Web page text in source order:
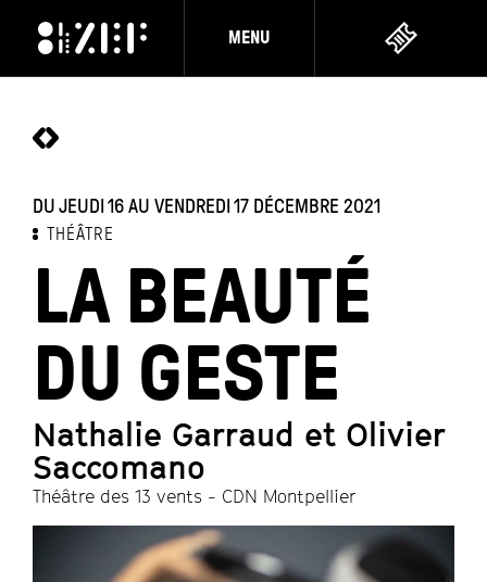
MENU
DU JEUDI 16 AU VENDREDI 17 DÉCEMBRE 2021
THÉÂTRE
LA BEAUTÉ
DU GESTE
Nathalie Garraud et Olivier
Saccomano
Théâtre des 13 vents - CDN Montpellier